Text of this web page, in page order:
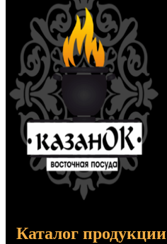
Каталог продукции